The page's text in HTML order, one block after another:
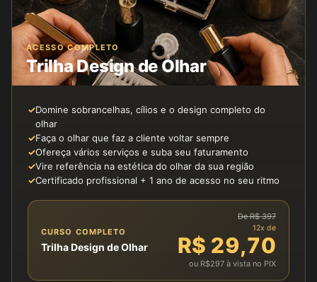
ACESSO COMPLETO
Trilha Design de Olhar
✓Domine sobrancelhas, cílios e o design completo do
olhar
✓Faça o olhar que faz a cliente voltar sempre
✓Ofereça vários serviços e suba seu faturamento
✓Vire referência na estética do olhar da sua região
✓Certificado profissional + 1 ano de acesso no seu ritmo
CURSO COMPLETO
Trilha Design de Olhar
De R$ 397
12x de
R$ 29,70
ou R$297 à vista no PIX